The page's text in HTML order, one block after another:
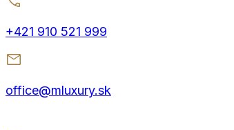
+421 910 521 999
office@mluxury.sk